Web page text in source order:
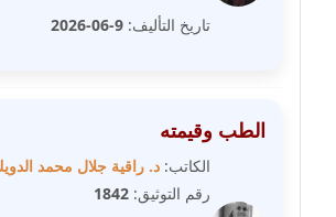
مدونة شرف الدين محمد
عاملة
تاريخ التأليف: 9-06-2026
الطب وقيمته
الكاتب: د. راقية جلال محمد
رقم التوثيق: 1842